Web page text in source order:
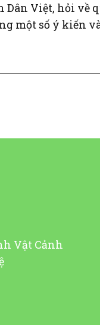
Dân Việt, hỏi về
một số ý kiến
Vật Cảnh